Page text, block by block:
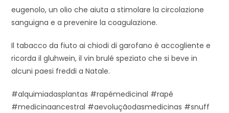
eugenolo, un olio che aiuta a stimolare la circolazione
sanguigna e a prevenire la coagulazione.
Il tabacco da fiuto ai chiodi di garofano è accogliente e
ricorda il gluhwein, il vin brulé speziato che si beve in
alcuni paesi freddi a Natale.
#alquimiadasplantas #rapémedicinal #rapé
#medicinaancestral #aevoluçãodasmedicinas #snuff